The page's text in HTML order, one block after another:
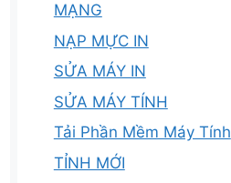
MẠNG
NẠP MỰC IN
SỬA MÁY IN
SỬA MÁY TÍNH
Tải Phần Mềm Máy Tính
TỈNH MỚI